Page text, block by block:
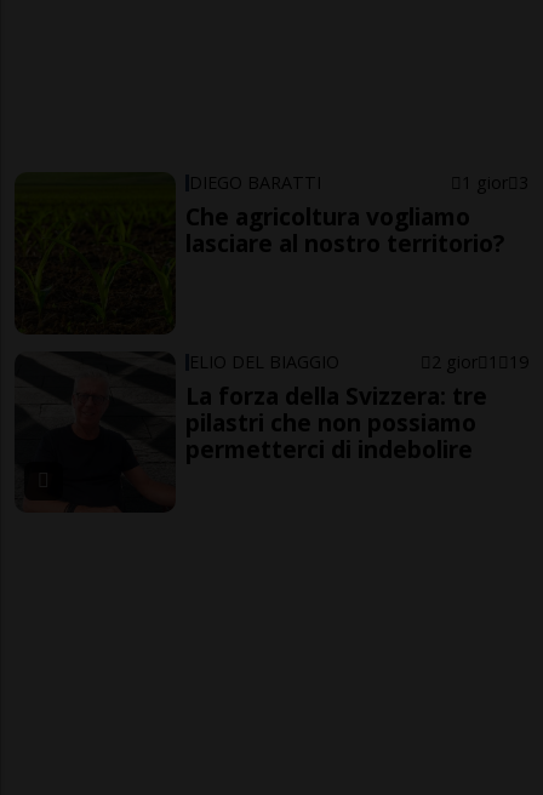
DIEGO BARATTI 1 gior 3
Che agricoltura vogliamo
lasciare al nostro territorio?
ELIO DEL BIAGGIO 2 gior 1 19
La forza della Svizzera: tre
pilastri che non possiamo
permetterci di indebolire